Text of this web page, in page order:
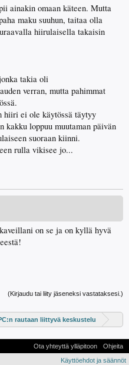
ainakin omaan käteen. Mutta
maku suuhun, taitaa olla
hiirulaisella takaisin
takia oli
verran, mutta pahimmat
hiiri ei ole käytössä täytyy
loppuu muutaman päivän
suoraan kiinni.
rulla vikisee jo...
on se ja on kyllä hyvä
(Kirjaudu tai liity jäseneksi vastataksesi.)
rautaan liittyvä keskustelu
Ota yhteyttä ylläpitoon
Ohjeita
Käyttöehdot ja säännöt